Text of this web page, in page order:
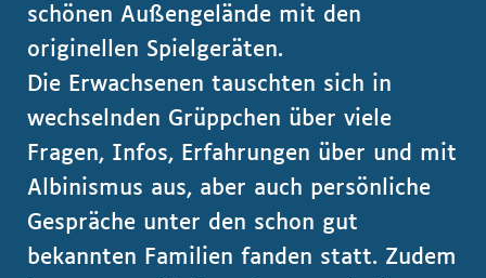
schönen Außengelände mit den
originellen Spielgeräten.
Die Erwachsenen tauschten sich in
wechselnden Grüppchen über viele
Fragen, Infos, Erfahrungen über und mit
Albinismus aus, aber auch persönliche
Gespräche unter den schon gut
bekannten Familien fanden statt. Zudem